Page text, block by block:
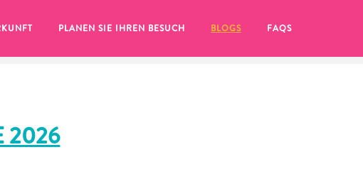
PLANEN SIE IHREN BESUCH BLOGS FAQS
2026